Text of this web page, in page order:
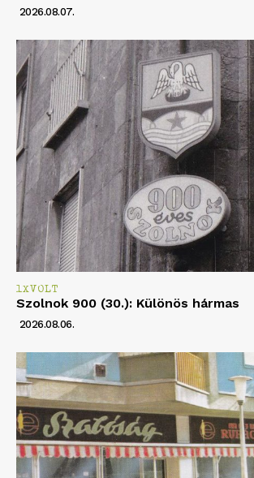
2026.08.07.
1XVOLT
Szolnok 900 (30.): Különös hármas
2026.08.06.